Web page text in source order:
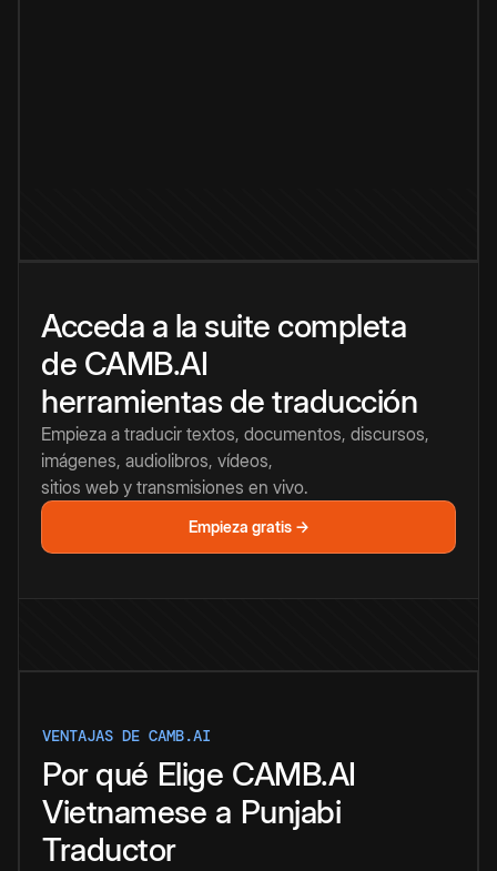
Acceda a la suite completa
de CAMB.AI
herramientas de traducción
Empieza a traducir textos, documentos, discursos,
imágenes, audiolibros, vídeos,
sitios web y transmisiones en vivo.
Empieza gratis →
VENTAJAS DE CAMB.AI
Por qué Elige CAMB.AI
Vietnamese a Punjabi
Traductor